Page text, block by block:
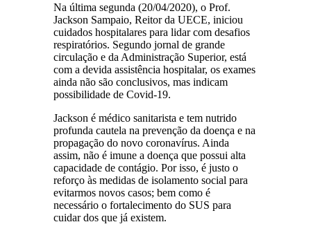
Na última segunda (20/04/2020), o Prof.
Jackson Sampaio, Reitor da UECE, iniciou
cuidados hospitalares para lidar com desafios
respiratórios. Segundo jornal de grande
circulação e da Administração Superior, está
com a devida assistência hospitalar, os exames
ainda não são conclusivos, mas indicam
possibilidade de Covid-19.
Jackson é médico sanitarista e tem nutrido
profunda cautela na prevenção da doença e na
propagação do novo coronavírus. Ainda
assim, não é imune a doença que possui alta
capacidade de contágio. Por isso, é justo o
reforço às medidas de isolamento social para
evitarmos novos casos; bem como é
necessário o fortalecimento do SUS para
cuidar dos que já existem.